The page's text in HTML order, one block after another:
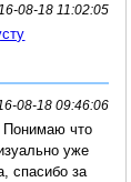
08-18 11:02:05
08-18 09:46:06
Понимаю что
уже
спасибо за